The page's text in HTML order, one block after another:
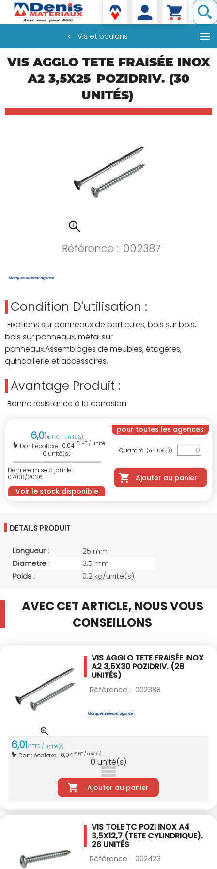
au
principal
Denis matériaux
Vis et boulons
VIS AGGLO TETE FRAISÉE INOX
A2 3,5X25 POZIDRIV. (30
UNITÉS)
Référence : 002387
Condition D'utilisation :
Fixations sur panneaux de particules, bois sur bois,
bois sur panneaux, métal sur
panneaux.Assemblages de meubles, étagères,
quincaillerie et accessoires.
Avantage Produit :
Bonne résistance à la corrosion.
6,01€TTC / unité(s)
Dont écotaxe : 0,04 € HT / unité(s)
0 unité(s)
Dernière mise à jour le
07/08/2026
Voir le stock disponible
pour toutes les agences
Quantité (unité(s))
Ajouter au panier
DETAILS PRODUIT
Longueur :
25 mm
Diametre :
3.5 mm
Poids :
0.2 kg/unité(s)
AVEC CET ARTICLE, NOUS VOUS
CONSEILLONS
VIS AGGLO TETE FRAISÉE INOX
A2 3,5X30 POZIDRIV. (28
UNITÉS)
Référence : 002388
6,01€TTC / unité(s)
Dont écotaxe : 0,04€ HT / unité(s)
0 unité(s)
Ajouter au panier
VIS TOLE TC POZI INOX A4
3,5X12,7 (TETE CYLINDRIQUE).
26 UNITÉS
Référence : 002423